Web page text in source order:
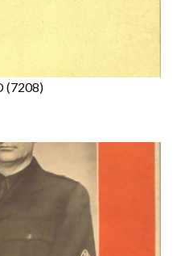
(7208)